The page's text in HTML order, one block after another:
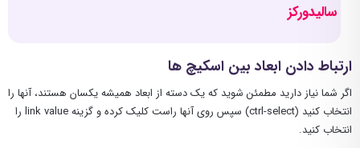
سالیدورکز
ارتباط دادن ابعاد بین اسکیچ ها
اگر شما نیاز دارید مطمئن شوید که یک دسته از ابعاد همیشه یکسان هستند، آنها را
انتخاب کنید (ctrl-select) سپس روی آنها راست کلیک کرده و گزینه link value را
انتخاب کنید.